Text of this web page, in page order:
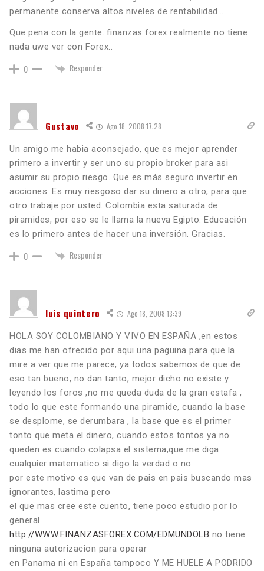
permanente conserva altos niveles de rentabilidad…
Que pena con la gente..finanzas forex realmente no tiene
nada uwe ver con Forex..
0 Responder
Gustavo Ago 18, 2008 17:28
Un amigo me habia aconsejado, que es mejor aprender
primero a invertir y ser uno su propio broker para asi
asumir su propio riesgo. Que es más seguro invertir en
acciones. Es muy riesgoso dar su dinero a otro, para que
otro trabaje por usted. Colombia esta saturada de
piramides, por eso se le llama la nueva Egipto. Educación
es lo primero antes de hacer una inversión. Gracias.
0 Responder
luis quintero Ago 18, 2008 13:39
HOLA SOY COLOMBIANO Y VIVO EN ESPAÑA ,en estos
dias me han ofrecido por aqui una paguina para que la
mire a ver que me parece, ya todos sabemos de que de
eso tan bueno, no dan tanto, mejor dicho no existe y
leyendo los foros ,no me queda duda de la gran estafa ,
todo lo que este formando una piramide, cuando la base
se desplome, se derumbara , la base que es el primer
tonto que meta el dinero, cuando estos tontos ya no
queden es cuando colapsa el sistema,que me diga
cualquier matematico si digo la verdad o no
por este motivo es que van de pais en pais buscando mas
ignorantes, lastima pero
el que mas cree este cuento, tiene poco estudio por lo
general
http://WWW.FINANZASFOREX.COM/EDMUNDOLB no tiene
ninguna autorizacion para operar
en Panama ni en España tampoco Y ME HUELE A PODRIDO